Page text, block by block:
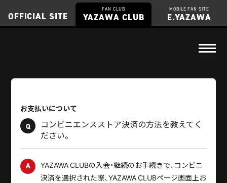
OFFICIAL SITE
FAN CLUB
YAZAWA CLUB
MOBILE FAN SITE
E.YAZAWA
お支払いについて
Q
コンビニエンスストア決済の方法を教えてく
ださい。
A
YAZAWA CLUBの入会・継続のお手続きで、コンビニ
決済を選択された際、YAZAWA CLUBページ画面上お